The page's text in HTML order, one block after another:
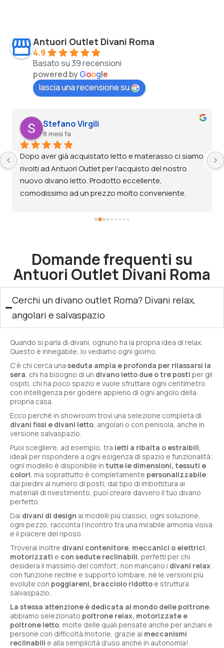
Antuori Outlet Divani Roma
4.9
Basato su 39 recensioni
powered byGoogle
lascia una recensione su
Stefano Virgili
8 mesi fa
Dopo aver già acquistato letto e materasso ci siamo
rivolti ad Antuori Outlet per l'acquisto del nostro
nuovo divano letto. Prodotto eccellente,
comodissimo ad un prezzo molto conveniente.
Domande frequenti su
Antuori Outlet Divani Roma
Cerchi un divano outlet Roma? Divani relax,
angolari e salvaspazio
Quando si parla di divani, ognuno ha la propria idea di relax.
Questo è innegabile, lo vediamo ogni giorno.
C’è chi cerca una seduta ampia e profonda per rilassarsi la
sera, chi ha bisogno di un divano letto due o tre posti per gli
ospiti, chi ha poco spazio e vuole sfruttare ogni centimetro
con intelligenza per godere appieno di ogni angolo della
propria casa.
Ecco perché in showroom trovi una selezione completa di
divani fissi e divani letto, angolari o con penisola, anche in
versione salvaspazio.
Puoi scegliere, ad esempio, tra letti a ribalta o estraibili,
ideali per rispondere a ogni esigenza di spazio e funzionalità;
ogni modello è disponibile in tutte le dimensioni, tessuti e
colori, ma soprattutto è completamente personalizzabile:
dai piedini al numero di posti, dal tipo di imbottitura ai
materiali di rivestimento, puoi creare davvero il tuo divano
perfetto.
Dai divani di design ai modelli più classici, ogni soluzione,
ogni pezzo, racconta l’incontro tra una mirabile armonia visiva
e il piacere del riposo.
Troverai inoltre divani contenitore, meccanici o elettrici,
motorizzati e con sedute reclinabili, perfetti per chi
desidera il massimo del comfort; non mancano i divani relax
con funzione recline e supporto lombare, né le versioni più
evolute con poggiareni, bracciolo ridotto e struttura
salvaspazio.
La stessa attenzione è dedicata al mondo delle poltrone:
abbiamo selezionato poltrone relax, motorizzate e
poltrone letto, molte delle quali pensate anche per anziani e
persone con difficoltà motorie, grazie ai meccanismi
reclinabili e alla semplicità d’uso anche in autonomia!